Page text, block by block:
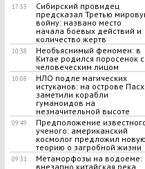
17:33
Сибирский провидец
предсказал Третью
войну: названо место
начала боевых действий и
количество жертв
10:38
Необъяснимый феномен: в
Китае родился поросенок с
человеческим лицом
10:08
НЛО подле магических
истуканов: на острове
заметили корабли
гуманоидов на
незначительной высоте
09:49
Предположение
ученого: американский
космолог предложил новую
теорию о загробной жизни
09:31
Метаморфозы на водоеме:
внезапно китайская река